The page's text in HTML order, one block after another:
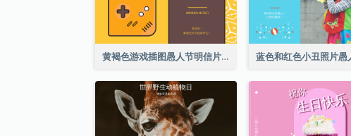
黄褐色游戏插图愚人节明信片